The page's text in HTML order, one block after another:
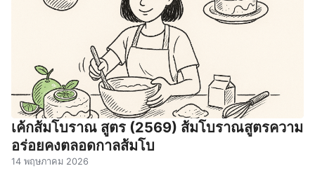
เค้กส้มโบราณ สูตร (2569) ส้มโบราณสูตรความ
อร่อยคงตลอดกาลส้มโบ
14 พฤษภาคม 2026